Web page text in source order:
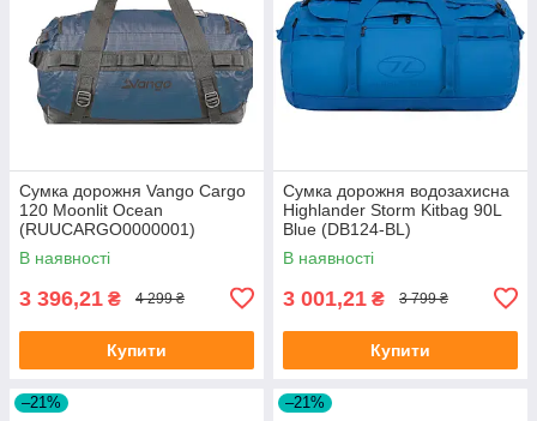
Сумка дорожня Vango Cargo
120 Moonlit Ocean
(RUUCARGO0000001)
В наявності
3 396,21 ₴ 4 299 ₴
Купити
Сумка дорожня водозахисна
Highlander Storm Kitbag 90L
Blue (DB124-BL)
В наявності
3 001,21 ₴ 3 799 ₴
Купити
–21% –21%